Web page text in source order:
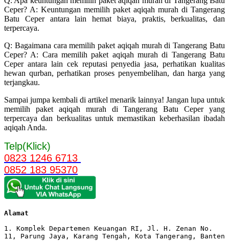
Ceper? A: Keuntungan memilih paket aqiqah murah di Tangerang
Batu Ceper antara lain hemat biaya, praktis, berkualitas, dan
terpercaya.
Q: Bagaimana cara memilih paket aqiqah murah di Tangerang Batu
Ceper? A: Cara memilih paket aqiqah murah di Tangerang Batu
Ceper antara lain cek reputasi penyedia jasa, perhatikan kualitas
hewan qurban, perhatikan proses penyembelihan, dan harga yang
terjangkau.
Sampai jumpa kembali di artikel menarik lainnya! Jangan lupa untuk
memilih paket aqiqah murah di Tangerang Batu Ceper yang
terpercaya dan berkualitas untuk memastikan keberhasilan ibadah
aqiqah Anda.
Telp(Klick)
0823 1246 6713
0852 183 95370
Alamat
1. Komplek Departemen Keuangan RI, Jl. H. Zenan No.
11, Parung Jaya, Karang Tengah, Kota Tangerang, Banten